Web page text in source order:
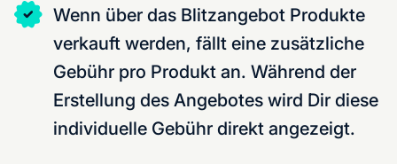
Wenn über das Blitzangebot Produkte
verkauft werden, fällt eine zusätzliche
Gebühr pro Produkt an. Während der
Erstellung des Angebotes wird Dir diese
individuelle Gebühr direkt angezeigt.